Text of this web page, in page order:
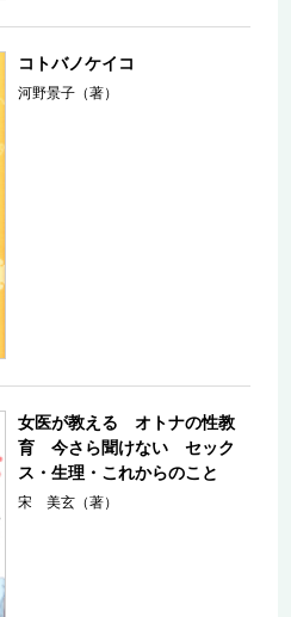
コトバノケイコ
河野景子（著）
女医が教える オトナの性教
育 今さら聞けない セック
ス・生理・これからのこと
宋 美玄（著）